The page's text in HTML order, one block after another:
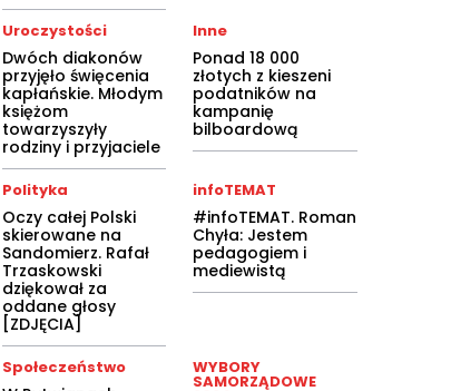
Uroczystości
Dwóch diakonów
przyjęło święcenia
kapłańskie. Młodym
księżom
towarzyszyły
rodziny i przyjaciele
Inne
Ponad 18 000
złotych z kieszeni
podatników na
kampanię
bilboardową
Polityka
Oczy całej Polski
skierowane na
Sandomierz. Rafał
Trzaskowski
dziękował za
oddane głosy
[ZDJĘCIA]
infoTEMAT
#infoTEMAT. Roman
Chyła: Jestem
pedagogiem i
mediewistą
Społeczeństwo WYBORY
SAMORZĄDOWE